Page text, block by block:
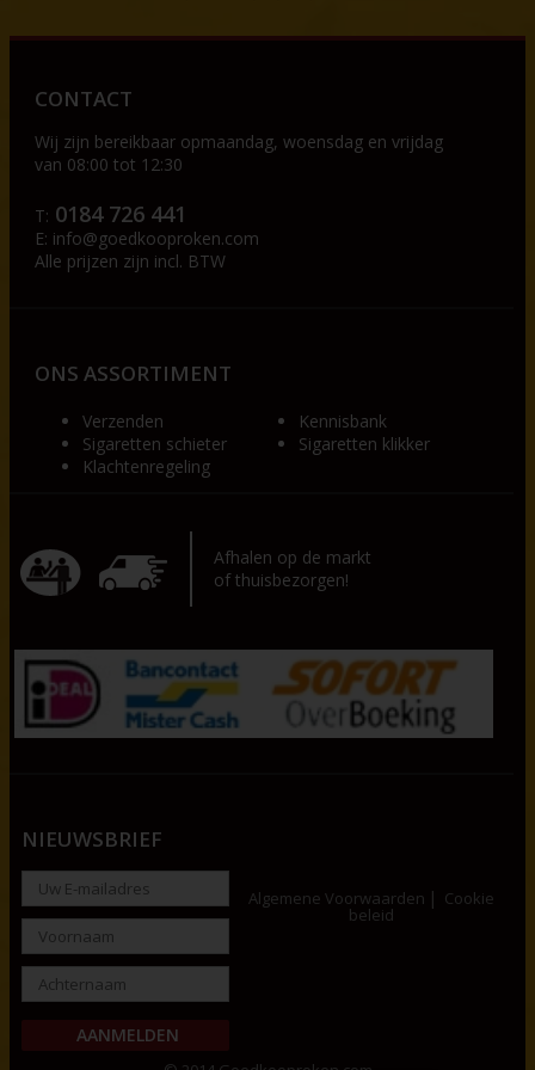
CONTACT
Wij zijn bereikbaar opmaandag, woensdag en vrijdag
van 08:00 tot 12:30
T: 0184 726 441
E: info@goedkooproken.com
Alle prijzen zijn incl. BTW
ONS ASSORTIMENT
Verzenden
Kennisbank
Sigaretten schieter
Sigaretten klikker
Klachtenregeling
Afhalen op de markt
of thuisbezorgen!
NIEUWSBRIEF
Algemene Voorwaarden Cookie
beleid